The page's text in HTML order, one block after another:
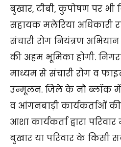
बुखार, टीबी, कुपोषण पर
सहायक मलेरिया अधिकारी
संचारी रोग नियंत्रण
की अहम भूमिका होगी.
माध्यम से संचारी रोग व
उन्मूलन. जिले के नौ ब्लॉक
व आंगनबाड़ी कार्यकर्ताओं
आशा कार्यकर्ता द्वारा
बुखार या परिवार के किसी